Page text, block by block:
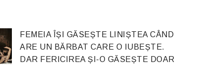
FEMEIA ÎȘI GĂSEȘTE LINIȘTEA CÂND
ARE UN BĂRBAT CARE O IUBEȘTE.
DAR FERICIREA ȘI-O GĂSEȘTE DOAR